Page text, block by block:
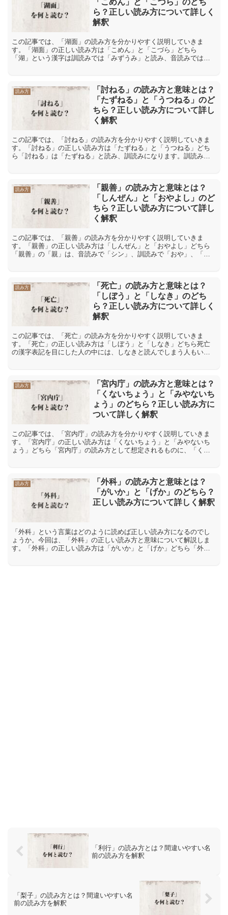
「こめん」と「こづら」のどち
ら？正しい読み方について詳しく
解釈
この記事では、「湖面」の読み方を分かりやすく説明していきま
す。「湖面」の正しい読み方は「こめん」と「こづら」どちら
「湖」という漢字は訓読みでは「みずうみ」と読み、音読みでは
読み方
「討ねる」の読み方と意味とは？
「たずねる」と「うつねる」のど
ちら？正しい読み方について詳し
く解釈
この記事では、「討ねる」の読み方を分かりやすく説明していきま
す。「討ねる」の正しい読み方は「たずねる」と「うつねる」どち
ら「討ねる」は「たずねる」と読み、訓読みになります。訓読みと
読み方
「親善」の読み方と意味とは？
「しんぜん」と「おやよし」のど
ちら？正しい読み方について詳し
く解釈
この記事では、「親善」の読み方を分かりやすく説明していきま
す。「親善」の正しい読み方は「しんぜん」と「おやよし」どちら
「親善」の「親」は、音読みで「シン」、訓読みで「おや」、「し
読み方
「死亡」の読み方と意味とは？
「しぼう」と「しなき」のどち
ら？正しい読み方について詳しく
解釈
この記事では、「死亡」の読み方を分かりやすく説明していきま
す。「死亡」の正しい読み方は「しぼう」と「しなき」どちら死亡
の漢字表記を目にした人の中には、しなきと読んでしまう人もいた
読み方
「宮内庁」の読み方と意味とは？
「くないちょう」と「みやないち
ょう」のどちら？正しい読み方に
ついて詳しく解釈
この記事では、「宮内庁」の読み方を分かりやすく説明していきま
す。「宮内庁」の正しい読み方は「くないちょう」と「みやないち
ょう」どちら「宮内庁」の読み方として想定されるものに、「くな
読み方
「外科」の読み方と意味とは？
「がいか」と「げか」のどちら？
正しい読み方について詳しく解釈
「外科」という言葉はどのように読めば正しい読み方になるのでし
ょうか。今回は、「外科」の正しい読み方と意味について解説しま
す。「外科」の正しい読み方は「がいか」と「げか」どちら「外
「利行」の読み方とは？間違いやすい名
前の読み方を解釈
「梨子」の読み方とは？間違いやすい名
前の読み方を解釈